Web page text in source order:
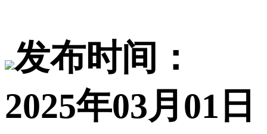
发布时间：
2025年03月01日